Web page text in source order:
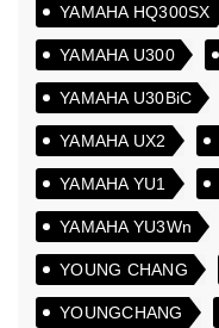
YAMAHA HQ300SX
YAMAHA U300
YAMAHA U30BiC
YAMAHA UX2
YAMAHA YU1
YAMAHA YU3Wn
YOUNG CHANG
YOUNGCHANG